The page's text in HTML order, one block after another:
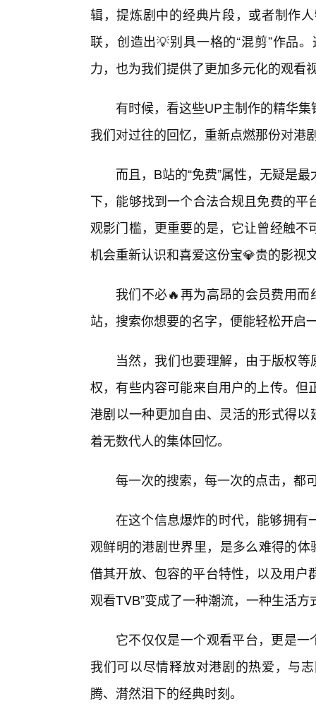
辑，提炼剧中的经典片段，或者制作
联，创造出💡别具一格的“混剪”作品
力，也为我们提供了更加多元化的观看
有时候，看这些UP主制作的精华
我们对过往的回忆，重新点燃那份对港
而且，B站的“免费”属性，无疑是
下，能够找到一个合法合规且免费的
观影门槛，更重要的是，它让曾经触
机会重新认识和喜爱这份宝💎贵的影视
我们不必🔥再为高昂的会员费用
站，搜索你想要的名字，便能轻松开启
当然，我们也要理解，由于版权
权，有些内容可能来自用户的上传。
港剧以一种更加自由、灵活的形式得
着无数代人的集体回忆。
每一次的搜索，每一次的点击，都
在这个信息爆炸的时代，能够拥有
观鲜明的港剧世界里，是多么难得的
借其开放、包容的平台特性，以及用户
观看TVB”变成了一种潮流，一种生活方
它不仅仅是一个观看平台，更是一
我们可以尽情释放对港剧的热爱，与
腾、潸然泪下的经典时刻。